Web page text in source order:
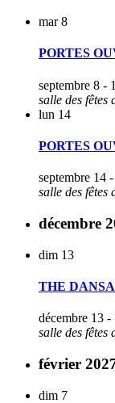
mar8
PORTES
septembre 8 -
salle des fêtes
lun 14
PORTES
septembre 14
salle des fêtes
décembre
dim 13
THE
décembre 13 -
salle des fêtes
février
dim 7